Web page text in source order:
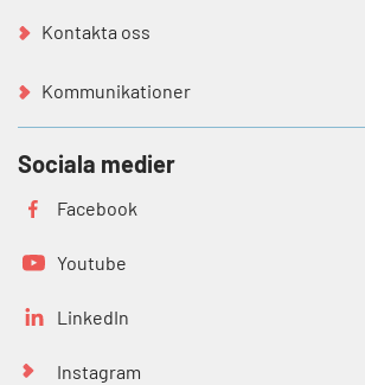
Kontakta oss
Kommunikationer
Sociala medier
Facebook
Youtube
LinkedIn
Instagram